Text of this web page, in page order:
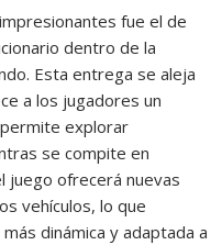
fue el de
dentro de la
Esta entrega se aleja
a los jugadores un
explorar
se compite en
juego ofrecerá nuevas
vehículos, lo que
dinámica y adaptada a